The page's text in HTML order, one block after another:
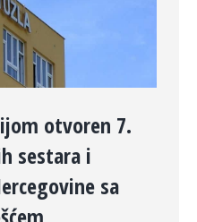
otvoren 7.
sestara i
sa